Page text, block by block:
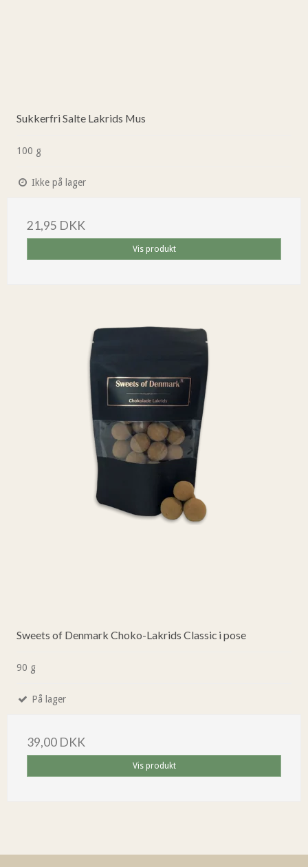
Sukkerfri Salte Lakrids Mus
100 g
Ikke på lager
21,95 DKK
Vis produkt
Sweets of Denmark Choko-Lakrids Classic i pose
90 g
På lager
39,00 DKK
Vis produkt